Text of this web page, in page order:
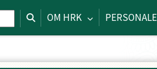
OM HRK PERSONALE